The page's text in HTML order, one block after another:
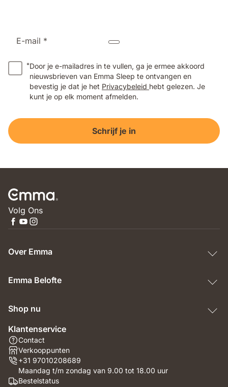
E-mail *
*Door je e-mailadres in te vullen, ga je ermee akkoord
nieuwsbrieven van Emma Sleep te ontvangen en
bevestig je dat je het Privacybeleid hebt gelezen. Je
kunt je op elk moment afmelden.
Schrijf je in
Volg Ons
Over Emma
Emma Belofte
Shop nu
Klantenservice
Contact
Verkooppunten
+31 97010208689
Maandag t/m zondag van 9.00 tot 18.00 uur
Bestelstatus